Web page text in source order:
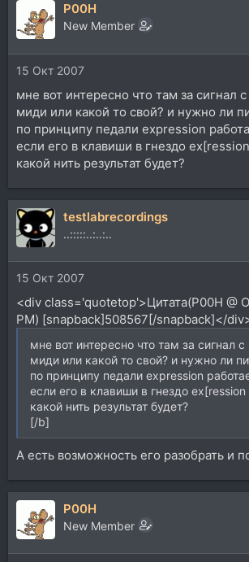
P00H
New Member
15 Окт 2007
мне вот интересно что там за сигнал
миди или какой то свой? и нужно ли
по принципу педали expression
если его в клавиши в гнездо
какой нить результат будет?
testlabrecordings
..:::::..:..:..
15 Окт 2007
<div class='quotetop'>Цитата(P00H @
PM) [snapback]508567[/snapback]</
мне вот интересно что там за сигнал с
миди или какой то свой? и нужно ли
по принципу педали expression
если его в клавиши в гнездо
какой нить результат будет?
[/b]
А есть возможность его разобрать и
P00H
New Member